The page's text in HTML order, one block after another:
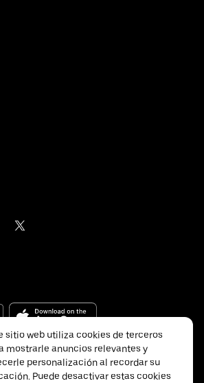
Inc.
sitio web utiliza cookies de terceros
mostrarle anuncios relevantes y
personalización al recordar su
Puede desactivar estas cookies